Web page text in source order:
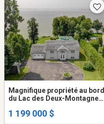
Magnifique propriété au bord
du Lac des Deux-Montagnes
1 199 000 $